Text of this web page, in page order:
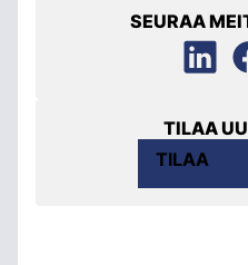
SEURAA
TILAA
TILAA